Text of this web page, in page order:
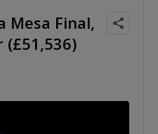
Mesa Final,
(£51,536)